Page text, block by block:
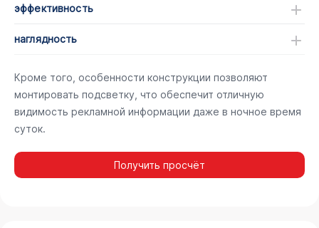
эффективность
наглядность
Кроме того, особенности конструкции позволяют
монтировать подсветку, что обеспечит отличную
видимость рекламной информации даже в ночное время
суток.
Получить просчёт